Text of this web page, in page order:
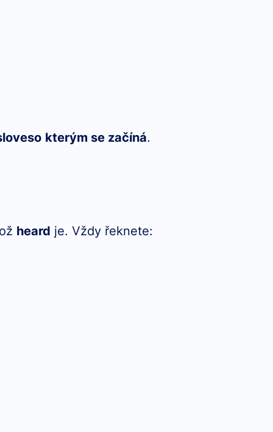
kterým se začíná.
heard je. Vždy řeknete: